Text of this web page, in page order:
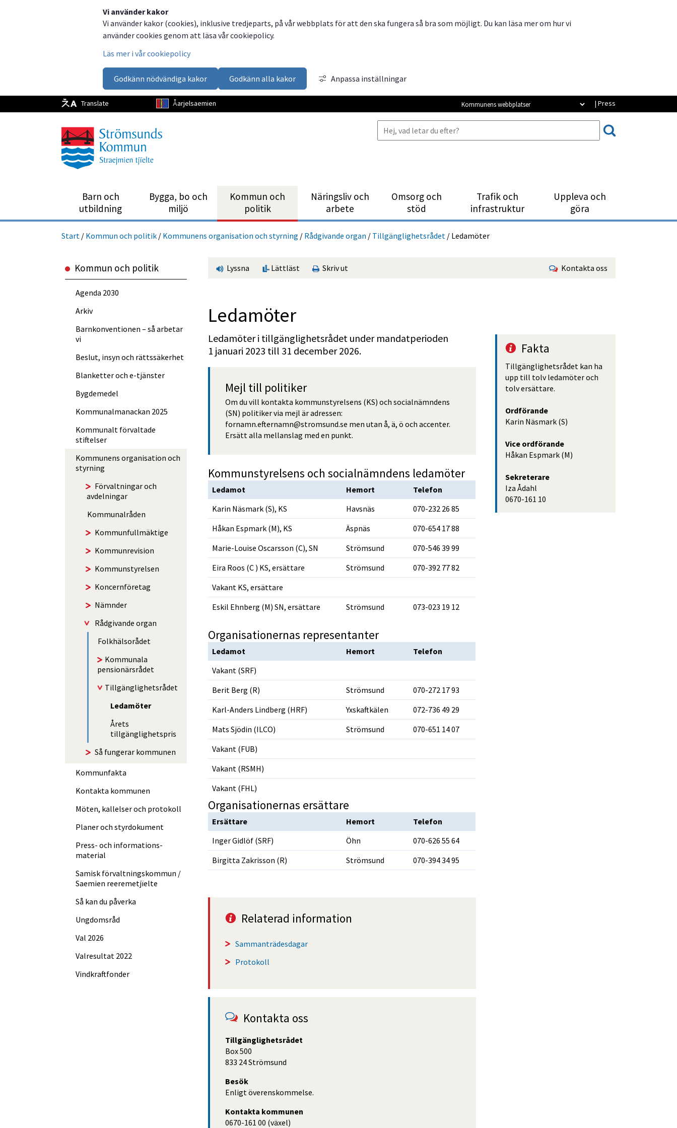
Vi använder kakor
Vi använder kakor (cookies), inklusive tredjeparts, på vår webbplats för att den ska fungera så bra som möjligt. Du kan läsa mer om hur vi
använder cookies genom att läsa vår cookiepolicy.
Läs mer i vår cookiepolicy
Godkänn nödvändiga kakor Godkänn alla kakor Anpassa inställningar
Translate Åarjelsaemien | Press
Kommunens webbplatser
Barn och
utbild­ning
Bygga, bo och
miljö
Kommun och
politik
Närings­liv och
arbete
Omsorg och
stöd
Trafik och
infrastruktur
Uppleva och
göra
Start / Kommun och politik / Kommunens organisation och styrning / Rådgivande organ / Tillgänglighetsrådet / Ledamöter
Lyssna Lättläst Skriv ut Kontakta oss
Ledamöter
Ledamöter i tillgänglighetsrådet under mandatperioden
1 januari 2023 till 31 december 2026.
Mejl till politiker
Om du vill kontakta kommunstyrelsens (KS) och socialnämndens
(SN) politiker via mejl är adressen:
fornamn.efternamn@stromsund.se men utan å, ä, ö och accenter.
Ersätt alla mellanslag med en punkt.
Kommunstyrelsens och socialnämndens ledamöter
Ledamot Hemort
Telefon
Karin Näsmark (S), KS
Havsnäs
070-232 26 85
Håkan Espmark (M), KS
Äspnäs
070-654 17 88
Marie-Louise Oscarsson (C), SN
Strömsund
070-546 39 99
Eira Roos (C ) KS, ersättare
Strömsund
070-392 77 82
Vakant KS, ersättare
Eskil Ehnberg (M) SN, ersättare
Strömsund 073-023 19 12
Ledamot Hemort
Telefon
Vakant (SRF)
Berit Berg (R)
Strömsund
070-272 17 93
Karl-Anders Lindberg (HRF)
Yxskaftkälen
072-736 49 29
Mats Sjödin (ILCO)
Strömsund
070-651 14 07
Vakant (FUB)
Vakant (RSMH)
Vakant (FHL)
Ersättare Hemort
Telefon
Inger Gidlöf (SRF)
Öhn
070-626 55 64
Birgitta Zakrisson (R)
Strömsund 070-394 34 95
Relaterad information
Sammanträdesdagar
Protokoll
Fakta
Tillgänglighetsrådet kan ha
upp till tolv ledamöter och
tolv ersättare.
Ordförande
Karin Näsmark (S)
Vice ordförande
Håkan Espmark (M)
Sekreterare
Iza Ådahl
0670-161 10
Kontakta oss
Tillgänglighetsrådet
Box 500
833 24 Strömsund
Besök
Enligt överenskommelse.
Kontakta kommunen
0670-161 00 (växel)
Kommun och politik
Agenda 2030
Arkiv
Barnkonventionen – så arbetar
vi
Beslut, insyn och rättssäkerhet
Blanketter och e-tjänster
Bygdemedel
Kommun­almanackan 2025
Kommunalt förvaltade
stiftelser
Kommunens organisation och
styrning
Förvalt­ningar och
avdelningar
Kommunal­råden
Kommun­fullmäktige
Kommun­revision
Kommun­styrelsen
Koncernföretag
Nämnder
Rådgivande organ
Folkhälsorådet
Kommunala
pensionärsrådet
Tillgänglighetsrådet
Ledamöter
Årets
tillgänglighetspris
Så fungerar kommunen
Kommunfakta
Kontakta kommunen
Möten, kallelser och protokoll
Planer och styrdokument
Press- och informations­
material
Samisk förvalt­nings­kommun /
Saemien reere­met­jïelte
Så kan du påverka
Ungdomsråd
Val 2026
Valresultat 2022
Vindkraftfonder